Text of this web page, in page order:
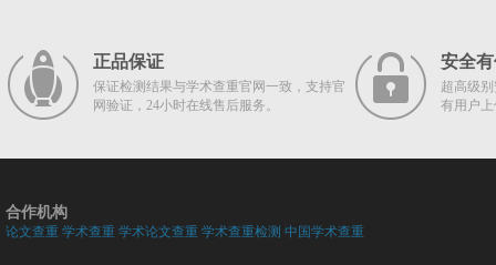
正品保证
保证检测结果与学术查重官网一致，支持官
网验证，24小时在线售后服务。
安全
超高级
有用户
合作机构
论文查重 学术查重 学术论文查重 学术查重检测 中国学术查重